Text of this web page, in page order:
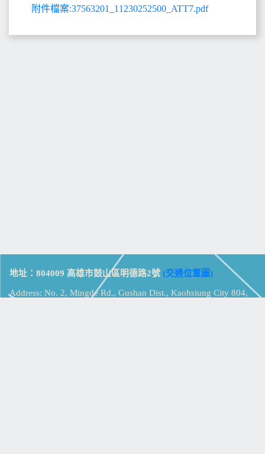
附件檔案:37563201_11230252500_ATT7.pdf
地址：804009 高雄市鼓山區明德路2號 (交通位置圖)
Address: No. 2, Mingde Rd., Gushan Dist., Kaohsiung City 804,